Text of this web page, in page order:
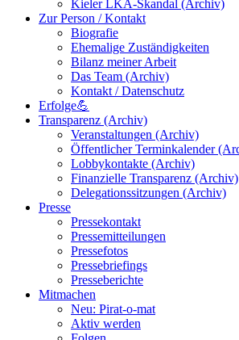
Kieler LKA-Skandal (Archiv)
Zur Person / Kontakt
Biografie
Ehemalige Zuständigkeiten
Bilanz meiner Arbeit
Das Team (Archiv)
Kontakt / Datenschutz
Erfolge💪
Transparenz (Archiv)
Veranstaltungen (Archiv)
Öffentlicher Terminkalender
Lobbykontakte (Archiv)
Finanzielle Transparenz (Archiv)
Delegationssitzungen (Archiv)
Presse
Pressekontakt
Pressemitteilungen
Pressefotos
Pressebriefings
Presseberichte
Mitmachen
Neu: Pirat-o-mat
Aktiv werden